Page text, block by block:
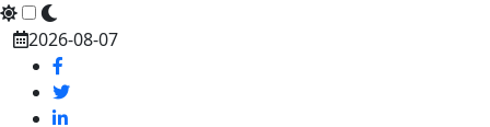
Skip
content
2026-08-07